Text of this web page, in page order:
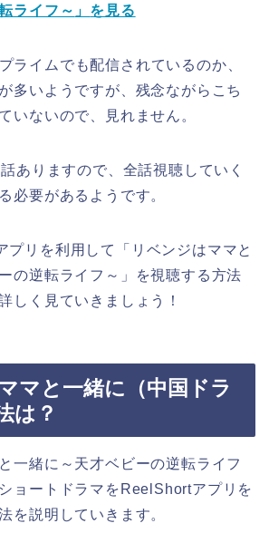
ライフ～ 」 を見る
ライムでも配信されているのか、
多いようですが、残念ながらこち
いないので、見れません。
ありますので、全話視聴していく
必要があるようです。
プリを利用して
「リベンジはママと
の逆転ライフ～ 」
を視聴する方法
しく見ていきましょう！
マと一緒に（中国ドラ
は？
一緒に～天才ベビーの逆転ライフ
ョートドラマ をReelShortアプリを
を説明していきます。